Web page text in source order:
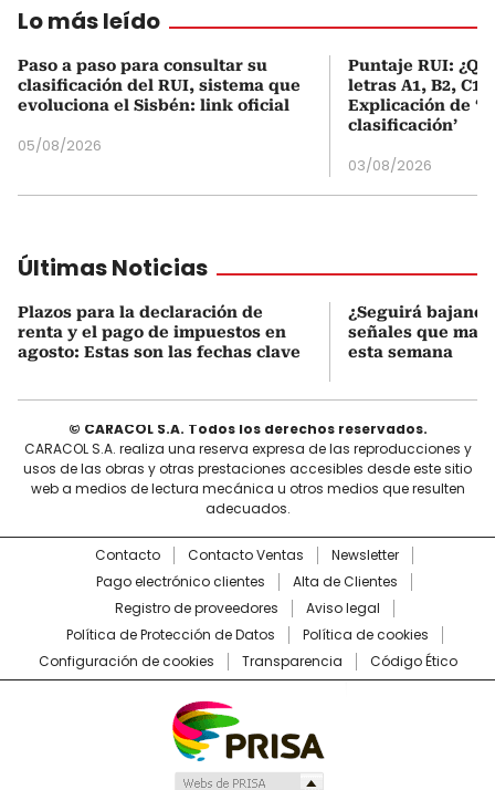
Lo más leído
Paso a paso para consultar su
clasificación del RUI, sistema que
evoluciona el Sisbén: link oficial
05/08/2026
Puntaje RUI:
letras A1, B2, C1
Explicación de
clasificación’
03/08/2026
Últimas Noticias
Plazos para la declaración de
renta y el pago de impuestos en
agosto: Estas son las fechas clave
¿Seguirá
señales que
esta semana
© CARACOL S.A. Todos los derechos reservados.
CARACOL S.A. realiza una reserva expresa de las reproducciones y
usos de las obras y otras prestaciones accesibles desde este sitio
web a medios de lectura mecánica u otros medios que resulten
adecuados.
Contacto Contacto Ventas
Newsletter
Pago electrónico clientes
Alta de Clientes
Registro de proveedores
Aviso legal
Política de Protección de Datos
Política de cookies
Configuración de cookies
Transparencia Código Ético